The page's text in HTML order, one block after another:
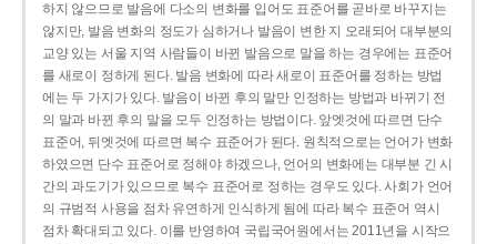
하지 않으므로 발음에 다소의 변화를 입어도 표준어를 곧바로 바꾸지는
않지만, 발음 변화의 정도가 심하거나 발음이 변한 지 오래되어 대부분의
교양 있는 서울 지역 사람들이 바뀐 발음으로 말을 하는 경우에는 표준어
를 새로이 정하게 된다. 발음 변화에 따라 새로이 표준어를 정하는 방법
에는 두 가지가 있다. 발음이 바뀐 후의 말만 인정하는 방법과 바뀌기 전
의 말과 바뀐 후의 말을 모두 인정하는 방법이다. 앞엣것에 따르면 단수
표준어, 뒤엣것에 따르면 복수 표준어가 된다. 원칙적으로는 언어가 변화
하였으면 단수 표준어로 정해야 하겠으나, 언어의 변화에는 대부분 긴 시
간의 과도기가 있으므로 복수 표준어로 정하는 경우도 있다. 사회가 언어
의 규범적 사용을 점차 유연하게 인식하게 됨에 따라 복수 표준어 역시
점차 확대되고 있다. 이를 반영하여 국립국어원에서는 2011년을 시작으